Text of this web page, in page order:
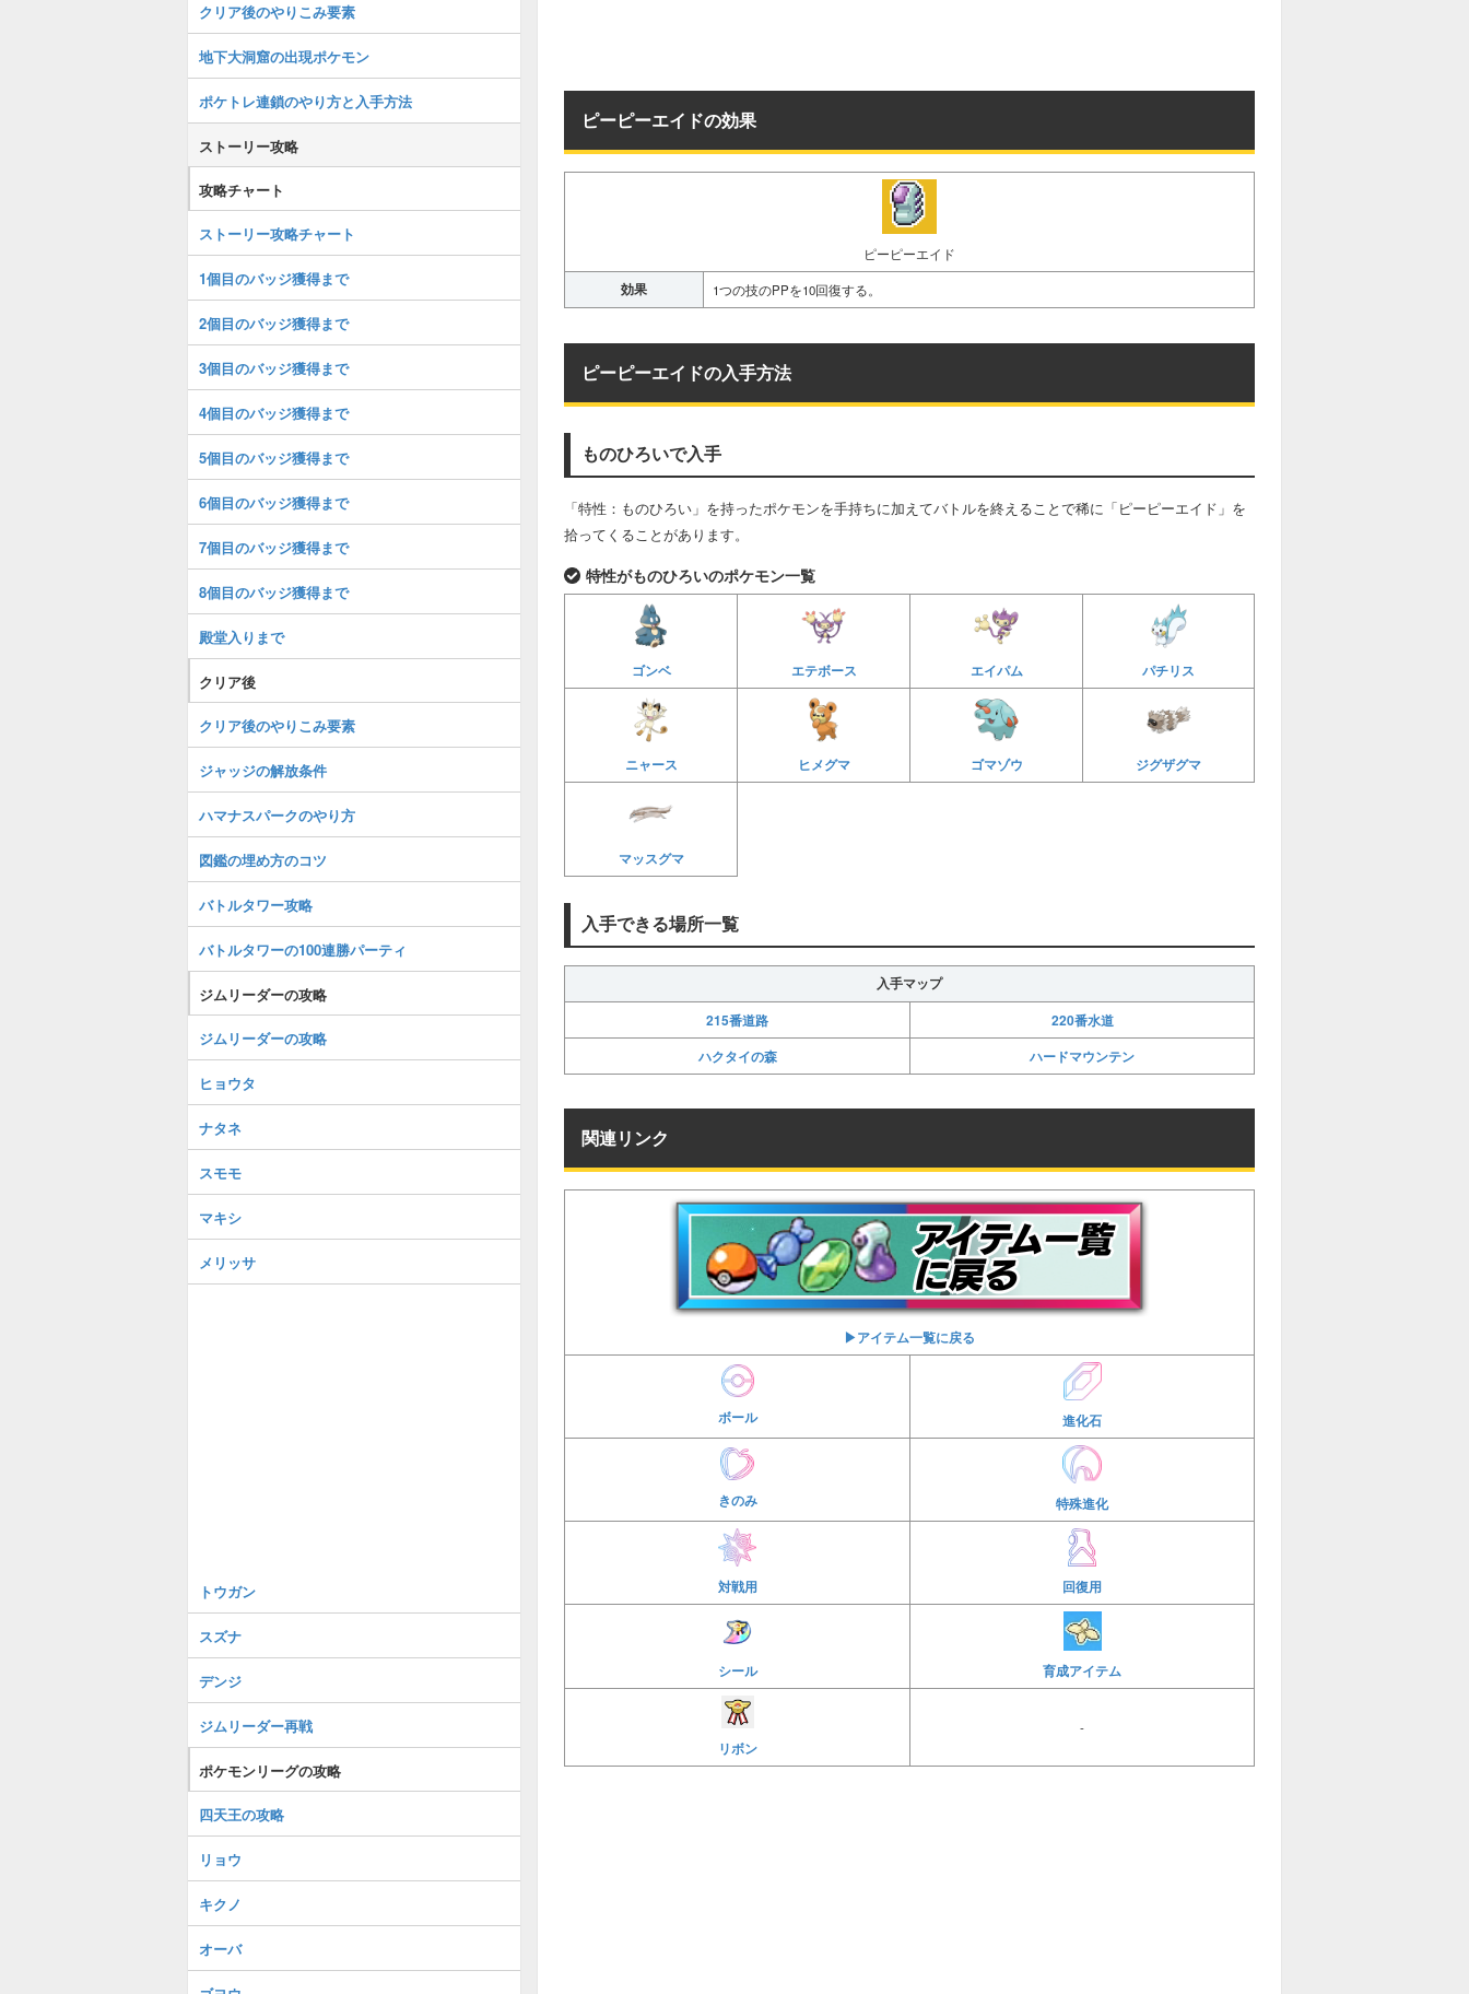
ピーピーエイドの効果
ピーピーエイド
効果 1つの技のPPを10回復する。
ピーピーエイドの入手方法
ものひろいで入手
「特性：ものひろい」を持ったポケモンを手持ちに加えてバトルを終えることで稀に「ピーピーエイド」を
拾ってくることがあります。
特性がものひろいのポケモン一覧
ゴンベ エテボース エイパム パチリス
ニャース ヒメグマ ゴマゾウ ジグザグマ
マッスグマ
入手できる場所一覧
入手マップ
215番道路
220番水道
ハクタイの森
ハードマウンテン
関連リンク
▶︎アイテム一覧に戻る
ボール 進化石
きのみ 特殊進化
対戦用 回復用
シール 育成アイテム
リボン
-
クリア後のやりこみ要素
地下大洞窟の出現ポケモン
ポケトレ連鎖のやり方と入手方法
ストーリー攻略
攻略チャート
ストーリー攻略チャート
1個目のバッジ獲得まで
2個目のバッジ獲得まで
3個目のバッジ獲得まで
4個目のバッジ獲得まで
5個目のバッジ獲得まで
6個目のバッジ獲得まで
7個目のバッジ獲得まで
8個目のバッジ獲得まで
殿堂入りまで
クリア後
クリア後のやりこみ要素
ジャッジの解放条件
ハマナスパークのやり方
図鑑の埋め方のコツ
バトルタワー攻略
バトルタワーの100連勝パーティ
ジムリーダーの攻略
ジムリーダーの攻略
ヒョウタ
ナタネ
スモモ
マキシ
メリッサ
トウガン
スズナ
デンジ
ジムリーダー再戦
ポケモンリーグの攻略
四天王の攻略
リョウ
キクノ
オーバ